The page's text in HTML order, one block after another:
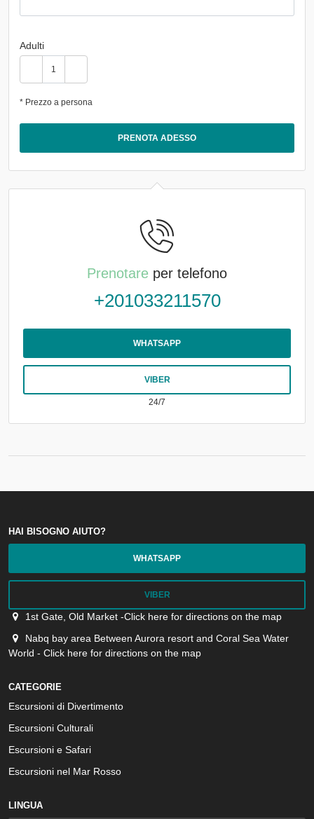
Adulti
* Prezzo a persona
PRENOTA ADESSO
Prenotare per telefono
+201033211570
WHATSAPP
VIBER
24/7
HAI BISOGNO AIUTO?
WHATSAPP
VIBER
1st Gate, Old Market -Click here for directions on the map
Nabq bay area Between Aurora resort and Coral Sea Water
World - Click here for directions on the map
CATEGORIE
Escursioni di Divertimento
Escursioni Culturali
Escursioni e Safari
Escursioni nel Mar Rosso
LINGUA